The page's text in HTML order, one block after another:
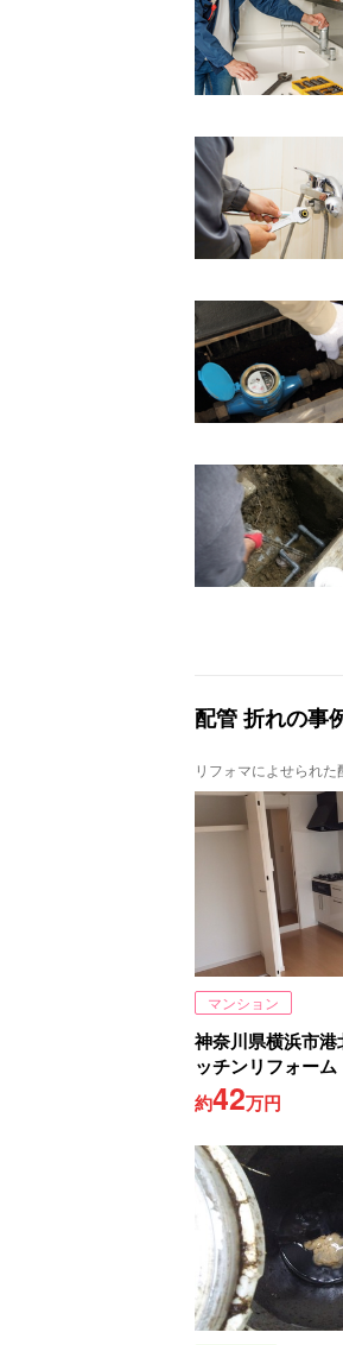
配管 折れの事
リフォマによせられ
マンション
神奈川県横浜市
ッチンリフォーム
約42万円